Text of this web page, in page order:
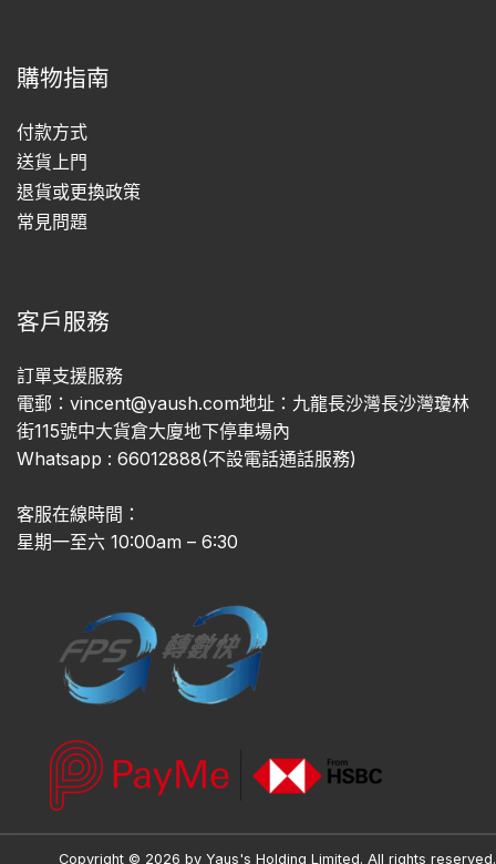
購物指南
付款方式
送貨上門
退貨或更換政策
常見問題
客戶服務
訂單支援服務
電郵：vincent@yaush.com地址：九龍長沙灣長沙灣瓊林
街115號中大貨倉大廈地下停車場內
Whatsapp : 66012888(不設電話通話服務)
客服在線時間：
星期一至六 10:00am – 6:30
Copyright © 2026 by Yaus's Holding Limited. All rights reserved.